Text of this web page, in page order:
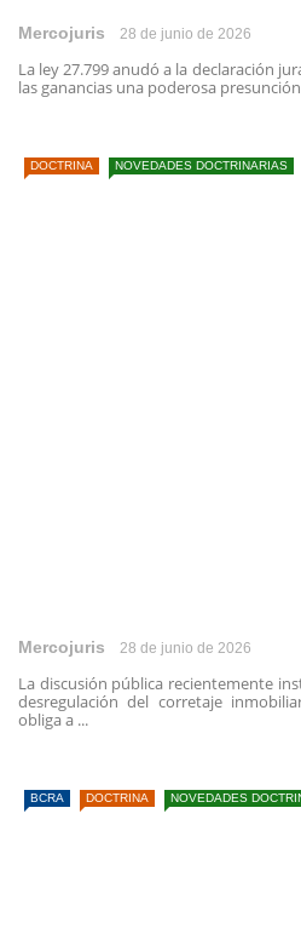
Mercojuris 28 de junio de 2026
La ley 27.799 anudó a la declaración
las ganancias una poderosa
DOCTRINA NOVEDADES DOCTRINARIAS
Mercojuris 28 de junio de 2026
La discusión pública recientemente
desregulación del corretaje
obliga a ...
BCRA DOCTRINA NOVEDADES